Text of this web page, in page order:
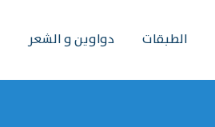
الطبقات دواوين و الشعر